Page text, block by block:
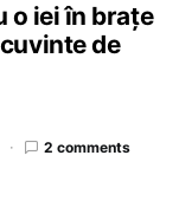
o iei în brațe
de
2 comments